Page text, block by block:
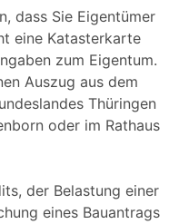
dass Sie Eigentümer
eine Katasterkarte
zum Eigentum.
Auszug aus dem
Thüringen
oder im Rathaus
der Belastung einer
eines Bauantrags